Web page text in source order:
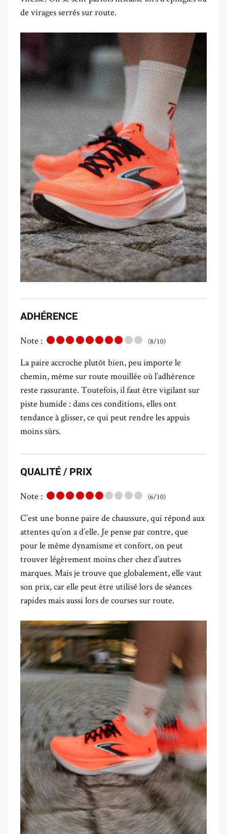
de virages serrés sur route.
ADHÉRENCE
Note : (8/10)
La paire accroche plutôt bien, peu importe le
chemin, même sur route mouillée où l’adhérence
reste rassurante. Toutefois, il faut être vigilant sur
piste humide : dans ces conditions, elles ont
tendance à glisser, ce qui peut rendre les appuis
moins sûrs.
QUALITÉ / PRIX
Note : (6/10)
C’est une bonne paire de chaussure, qui répond aux
attentes qu’on a d’elle. Je pense par contre, que
pour le même dynamisme et confort, on peut
trouver légèrement moins cher chez d’autres
marques. Mais je trouve que globalement, elle vaut
son prix, car elle peut être utilisé lors de séances
rapides mais aussi lors de courses sur route.